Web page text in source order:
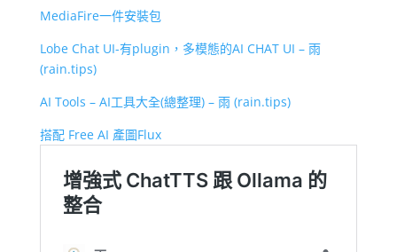
MediaFire一件安裝包
Lobe Chat UI-有plugin，多模態的AI CHAT UI – 雨
(rain.tips)
AI Tools – AI工具大全(總整理) – 雨 (rain.tips)
搭配 Free AI 產圖Flux